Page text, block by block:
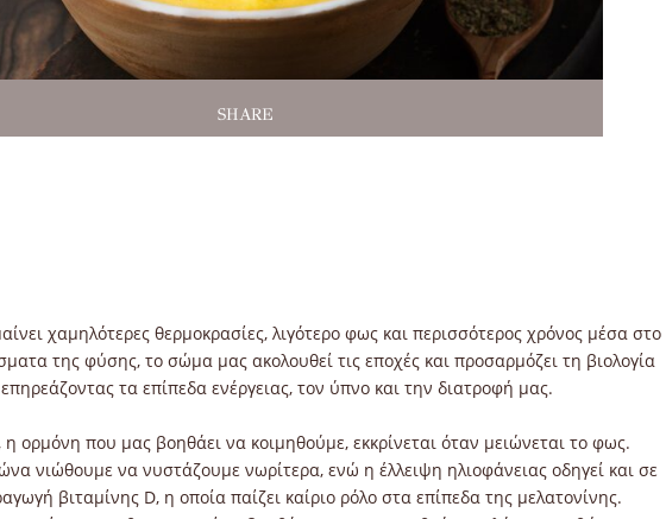
SHARE
χαμηλότερες θερμοκρασίες, λιγότερο φως και περισσότερος χρόνος μέσα στο
της φύσης, το σώμα μας ακολουθεί τις εποχές και προσαρμόζει τη βιολογία
τα επίπεδα ενέργειας, τον ύπνο και την διατροφή μας.
η ορμόνη που μας βοηθάει να κοιμηθούμε, εκκρίνεται όταν μειώνεται το φως.
νιώθουμε να νυστάζουμε νωρίτερα, ενώ η έλλειψη ηλιοφάνειας οδηγεί και σε
βιταμίνης D, η οποία παίζει καίριο ρόλο στα επίπεδα της μελατονίνης.